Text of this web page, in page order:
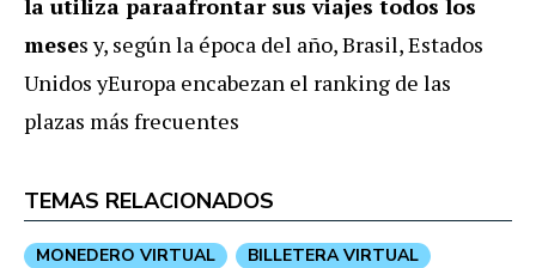
la utiliza paraafrontar sus viajes todos los
meses y, según la época del año, Brasil, Estados
Unidos yEuropa encabezan el ranking de las
plazas más frecuentes
TEMAS RELACIONADOS
MONEDERO VIRTUAL
BILLETERA VIRTUAL